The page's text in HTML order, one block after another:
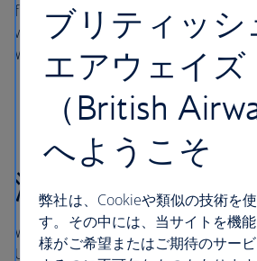
find the right airport hotel for you –
with gym access and on-site spas for
Wi-Fi if you need to stay in touch.
ロンドン・ヒー
港ホテル
With direct access to central London
Underground, Elizabeth line and
ブリティッシ
エアウェイズ
（British
へようこそ
弊社は、Cookieや類似の技術を
す。その中には、当サイトを機
様がご希望またはご期待のサー